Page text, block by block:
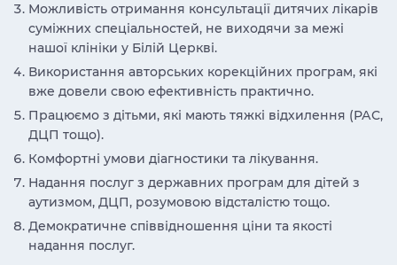
Можливість отримання консультації дитячих лікарів
суміжних спеціальностей, не виходячи за межі
нашої клініки у Білій Церкві.
Використання авторських корекційних програм, які
вже довели свою ефективність практично.
Працюємо з дітьми, які мають тяжкі відхилення (РАС,
ДЦП тощо).
Комфортні умови діагностики та лікування.
Надання послуг з державних програм для дітей з
аутизмом, ДЦП, розумовою відсталістю тощо.
Демократичне співвідношення ціни та якості
надання послуг.